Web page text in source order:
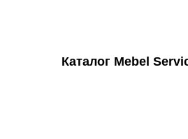
Каталог Mebel